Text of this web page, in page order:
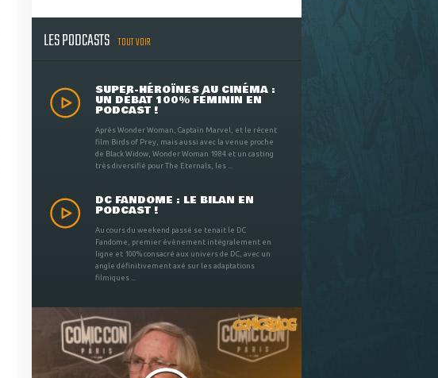
LES PODCASTS TOUT VOIR
SUPER-HÉROÏNES AU CINÉMA :
UN DÉBAT 100% FÉMININ EN
PODCAST !
Après Wonder Woman, Captain Marvel, et le récent
film Birds of Prey, mais aussi avec la venue proche
de Black Widow, Wonder Woman 1984 et un casting
très diversifié pour The Eternals, les ...
DC FANDOME : LE BILAN EN
PODCAST !
Au cours du weekend passé se tenait le DC
Fandome, premier évènement intégralement en
ligne et 100% consacré aux univers de DC, avec un
angle définitivement axé sur les adaptations
filmiques ...